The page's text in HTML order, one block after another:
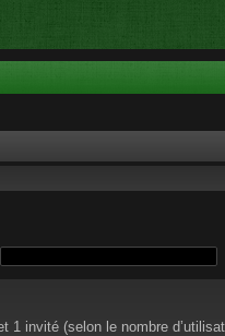
invité (selon le nombre